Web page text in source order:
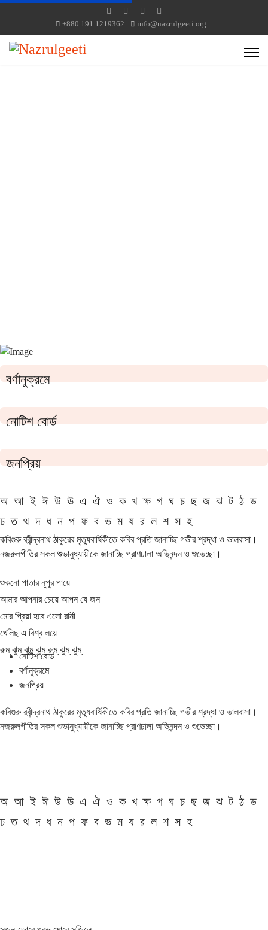
+880 191 1219362 info@nazrulgeeti.org
বর্ণানুক্রমে
নোটিশ বোর্ড
জনপ্রিয়
অ আ ই ঈ উ ঊ এ ঐ ও ক খ ক্ষ গ ঘ চ ছ জ ঝ ট ঠ ড
ঢ ত থ দ ধ ন প ফ ব ভ ম য র ল শ স হ
কবিগুরু রবীন্দ্রনাথ ঠাকুরের মৃত্যুবার্ষিকীতে কবির প্রতি জানাচ্ছি গভীর শ্রদ্ধা ও ভালবাসা।
নজরুলগীতির সকল শুভানুধ্যায়ীকে জানাচ্ছি প্রাণঢালা অভিনন্দন ও শুভেচ্ছা।
শুকনো পাতার নূপুর পায়ে
আমার আপনার চেয়ে আপন যে জন
মোর প্রিয়া হবে এসো রানী
খেলিছ এ বিশ্ব লয়ে
রুম্ ঝুম্ ঝুম্ ঝুম্ রুম্ ঝুম্ ঝুম্
নোটিশ বোর্ড
বর্ণানুক্রমে
জনপ্রিয়
কবিগুরু রবীন্দ্রনাথ ঠাকুরের মৃত্যুবার্ষিকীতে কবির প্রতি জানাচ্ছি গভীর শ্রদ্ধা ও ভালবাসা।
নজরুলগীতির সকল শুভানুধ্যায়ীকে জানাচ্ছি প্রাণঢালা অভিনন্দন ও শুভেচ্ছা।
অ আ ই ঈ উ ঊ এ ঐ ও ক খ ক্ষ গ ঘ চ ছ জ ঝ ট ঠ ড
ঢ ত থ দ ধ ন প ফ ব ভ ম য র ল শ স হ